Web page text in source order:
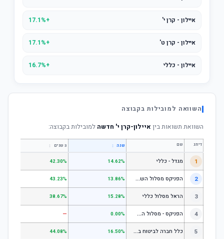
איילון - קרן י' +17.1%
איילון - קרן ט' +17.1%
איילון - כללי +16.7%
השוואה למובילות בקבוצה
השוואת תשואות בין איילון-קרן י' חדשה למובילות בקבוצה:
דירוג שם שנה ↕ 3 שנים ↕
1 מגדל - כללי 14.62%
42.30%
2 ה
פניקס מסלול השקעה כללי 13.86%
43.23%
3 הראל מסלול כללי 15.28%
38.67%
4 ה
פניקס - מסלול השקעה בניהול אישי 0.00%
—
5 כ
לל חברה לביטוח בע"מ כללי 16.50%
44.08%